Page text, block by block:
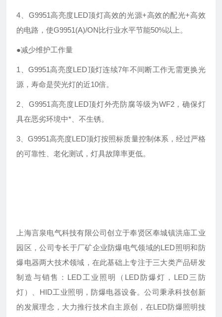
4、G9951高亮度LED顶灯高效的光源+高效的配光+高效
的电路，使G9951(A)/ON比行业水平节能50%以上。
●减少维护工作量
1、G9951高亮度LED顶灯连续7年不间断工作无需更换光
源，寿命是荧光灯的近10倍。
2、G9951高亮度LED顶灯外壳防腐等级为WF2，确保灯
具在恶劣环境中*、不生锈。
3、G9951高亮度LED顶灯按照标质量控制体系，经过严格
的可靠性、老化测试，灯具故障率更低。
上海言泉电气科技有限公司创立于奉贤区奉城镇洪庙工业
园区，公司专长于厂矿企业防爆电气领域的LED照明和防
爆电器两大技术领域，在此基础上专注于三大类产品研发
制造与销售：LED工业照明（LED防爆灯，LED三防
灯）、HID工业照明，防爆电器设备。公司秉承科技创新
的发展理念，大力推行技术自主原创，在LED防爆照明技